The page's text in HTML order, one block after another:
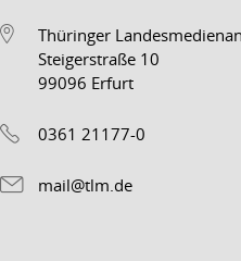
Thüringer
Steigerstraße 10
99096 Erfurt
0361 21177-0
mail@tlm.de